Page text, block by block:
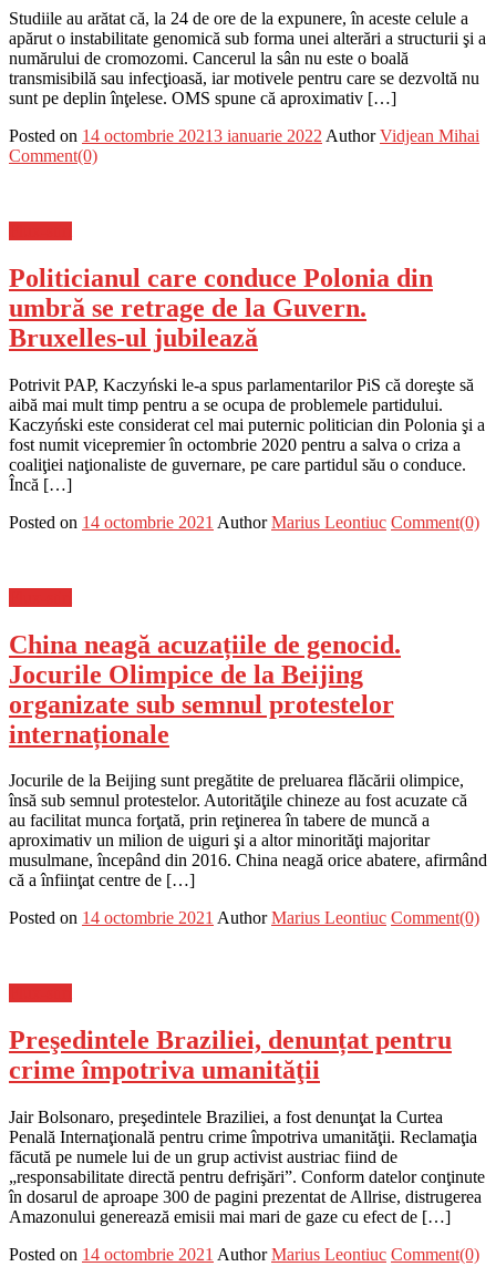
Studiile au arătat că, la 24 de ore de la expunere, în aceste celule a
apărut o instabilitate genomică sub forma unei alterări a structurii şi a
numărului de cromozomi. Cancerul la sân nu este o boală
transmisibilă sau infecţioasă, iar motivele pentru care se dezvoltă nu
sunt pe deplin înţelese. OMS spune că aproximativ […]
Posted on 14 octombrie 20213 ianuarie 2022 Author Vidjean Mihai
Comment(0)
Politicianul care conduce Polonia din
umbră se retrage de la Guvern.
Bruxelles-ul jubilează
Potrivit PAP, Kaczyński le-a spus parlamentarilor PiS că doreşte să
aibă mai mult timp pentru a se ocupa de problemele partidului.
Kaczyński este considerat cel mai puternic politician din Polonia şi a
fost numit vicepremier în octombrie 2020 pentru a salva o criza a
coaliţiei naţionaliste de guvernare, pe care partidul său o conduce.
Încă […]
Posted on 14 octombrie 2021 Author Marius Leontiuc Comment(0)
China neagă acuzațiile de genocid.
Jocurile Olimpice de la Beijing
organizate sub semnul protestelor
internaționale
Jocurile de la Beijing sunt pregătite de preluarea flăcării olimpice,
însă sub semnul protestelor. Autorităţile chineze au fost acuzate că
au facilitat munca forţată, prin reţinerea în tabere de muncă a
aproximativ un milion de uiguri şi a altor minorităţi majoritar
musulmane, începând din 2016. China neagă orice abatere, afirmând
că a înfiinţat centre de […]
Posted on 14 octombrie 2021 Author Marius Leontiuc Comment(0)
Preşedintele Braziliei, denunțat pentru
crime împotriva umanităţii
Jair Bolsonaro, preşedintele Braziliei, a fost denunţat la Curtea
Penală Internaţională pentru crime împotriva umanităţii. Reclamaţia
făcută pe numele lui de un grup activist austriac fiind de
„responsabilitate directă pentru defrişări”. Conform datelor conţinute
în dosarul de aproape 300 de pagini prezentat de Allrise, distrugerea
Amazonului generează emisii mai mari de gaze cu efect de […]
Posted on 14 octombrie 2021 Author Marius Leontiuc Comment(0)